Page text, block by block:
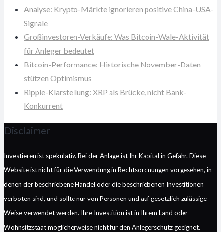
Analyse: Krypto-Märkte ignorieren positive China-USA-
Signale
Großinvestoren-Verkäufe: Was Bitcoin-Wale-Aktivität
für Anleger bedeutet
Bitcoin-Performance: Historische November-Daten
stützen Optimismus
Ripple-Klarstellung: XRP als Brücke, nicht Bank-
Konkurrent
Disclaimer
Investieren ist spekulativ. Bei der Anlage ist Ihr Kapital in Gefahr. Diese
Website ist nicht für die Verwendung in Rechtsordnungen vorgesehen, in
denen der beschriebene Handel oder die beschriebenen Investitionen
verboten sind, und sollte nur von Personen und auf gesetzlich zulässige
Weise verwendet werden. Ihre Investition ist in Ihrem Land oder
Wohnsitzstaat möglicherweise nicht für den Anlegerschutz geeignet.